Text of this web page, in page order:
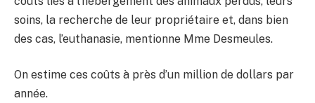
soins, la recherche de leur propriétaire et, dans bien
des cas, l’euthanasie, mentionne Mme Desmeules.
On estime ces coûts à près d’un million de dollars par
année.